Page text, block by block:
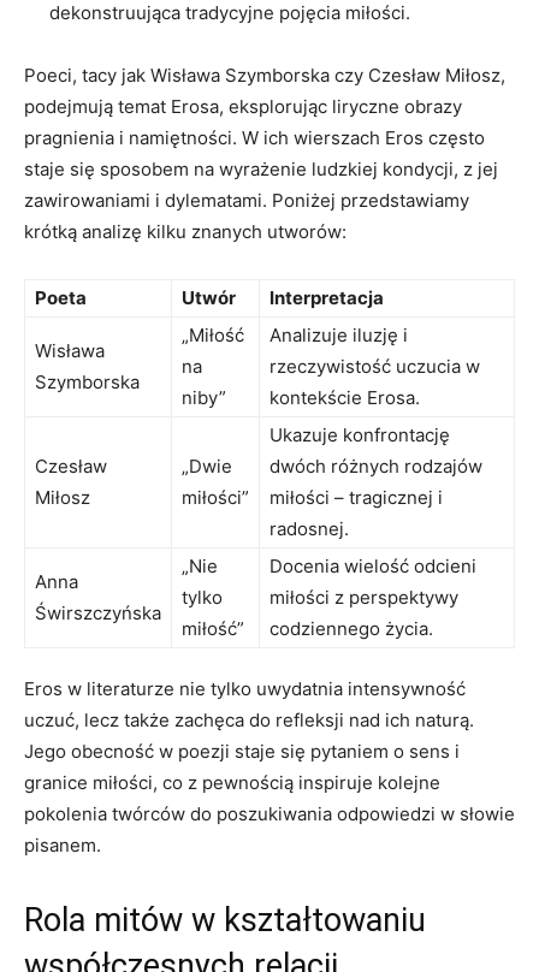
dekonstruująca tradycyjne pojęcia miłości.
Poeci, tacy jak Wisława Szymborska czy Czesław Miłosz,
podejmują temat Erosa, eksplorując liryczne obrazy
pragnienia i namiętności. W ich wierszach Eros często
staje się sposobem na wyrażenie ludzkiej kondycji, z jej
zawirowaniami i dylematami. Poniżej przedstawiamy
krótką analizę kilku znanych utworów:
Poeta Utwór Interpretacja
Wisława
Szymborska
„Miłość
na
niby”
Analizuje iluzję i
rzeczywistość uczucia w
kontekście Erosa.
Czesław
Miłosz
„Dwie
miłości”
Ukazuje konfrontację
dwóch różnych rodzajów
miłości – tragicznej i
radosnej.
Anna
Świrszczyńska
„Nie
tylko
miłość”
Docenia wielość odcieni
miłości z perspektywy
codziennego życia.
Eros w literaturze nie tylko uwydatnia intensywność
uczuć, lecz także zachęca do refleksji nad ich naturą.
Jego obecność w poezji staje się pytaniem o sens i
granice miłości, co z pewnością inspiruje kolejne
pokolenia twórców do poszukiwania odpowiedzi w słowie
pisanem.
Rola mitów w kształtowaniu